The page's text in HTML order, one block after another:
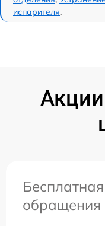
испарителя.
обращения